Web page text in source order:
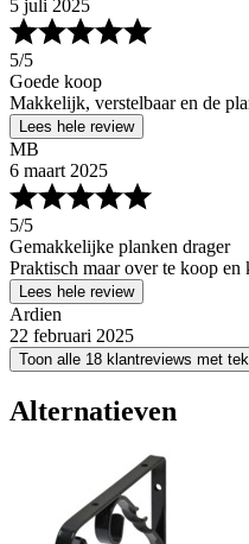
5 juli 2025
5/5
Goede koop
Makkelijk, verstelbaar en de
Lees hele review
MB
6 maart 2025
5/5
Gemakkelijke planken drager
Praktisch maar over te koop
Lees hele review
Ardien
22 februari 2025
Toon alle 18 klantreviews met
Alternatieven